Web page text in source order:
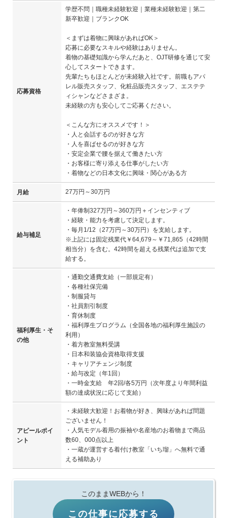
応募資格
学歴不問｜職種未経験歓迎｜業種未経験歓迎｜第二
新卒歓迎｜ブランクOK
＜まずは着物に興味があればOK＞
応募に必要なスキルや経験はありません。
着物の基礎知識から学んだあと、OJT研修を通じて安
心してスタートできます。
先輩たちもほとんどが未経験入社です。前職もアパ
レル販売スタッフ、化粧品販売スタッフ、エステテ
ィシャンなどさまざま。
未経験の方も安心してご応募ください。
＜こんな方にオススメです！＞
・人と会話するのが好きな方
・人を喜ばせるのが好きな方
・安定企業で腰を据えて働きたい方
・お客様に寄り添える仕事がしたい方
・着物などの日本文化に興味・関心がある方
月給 27万円～30万円
給与補足
・年俸制327万円～360万円＋インセンティブ
・経験・能力を考慮して決定します。
・毎月1/12（27万円～30万円）を支給します。
※上記には固定残業代￥64,679～￥71,865（42時間
相当分）を含む。42時間を超える残業代は追加で支
給する。
福利厚生・そ
の他
・通勤交通費支給（一部規定有）
・各種社保完備
・制服貸与
・社員割引制度
・育休制度
・福利厚生プログラム（全国各地の福利厚生施設の
利用）
・着方教室無料受講
・日本和装協会資格取得支援
・キャリアチェンジ制度
・給与改定（年1回）
・一時金支給 年2回/各5万円（次年度より年間利益
額の達成状況に応じて支給）
アピールポイ
ント
・未経験大歓迎！お着物が好き、興味があれば問題
ございません！
・人気モデル着用の振袖や名産地のお着物まで商品
数60、000点以上
・一蔵が運営する着付け教室「いち瑠」へ無料で通
える補助あり
このままWEBから！
この仕事に応募する